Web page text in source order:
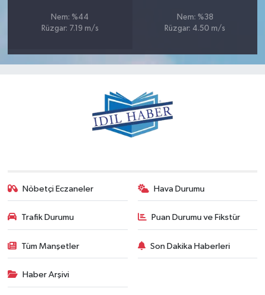
Nem: %44
Rüzgar: 7.19 m/s
Nem: %38
Rüzgar: 4.50 m/s
Nöbetçi Eczaneler Hava Durumu
Trafik Durumu Puan Durumu ve Fikstür
Tüm Manşetler Son Dakika Haberleri
Haber Arşivi